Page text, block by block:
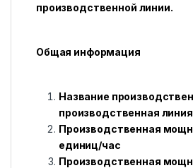
производственной линии.
Общая информация
Название
производственная
Производственная
единиц/час
Производственная